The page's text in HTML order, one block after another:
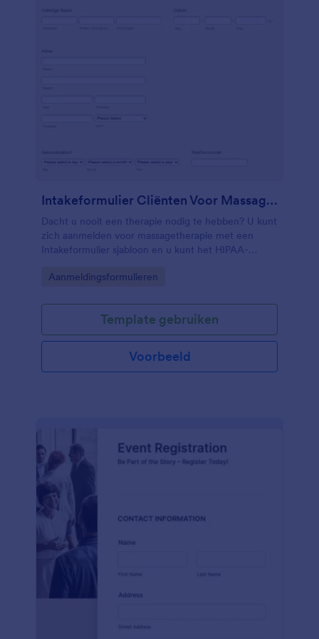
Intakeformulier Cliënten Voor Massagetherapie
Dacht u nooit een therapie nodig te hebben? U kunt
zich aanmelden voor massagetherapie met een
Intakeformulier sjabloon en u kunt het HIPAA-
gebruik gemaakt van intakeformulieren. Het
verschillende vragen over persoonlijke informatie,
contactgegevens, de geschiedenis van de
pathologie en de symptomen van de cliënt.
Go to Category:
Aanmeldingsformulieren
Template gebruiken
Voorbeeld